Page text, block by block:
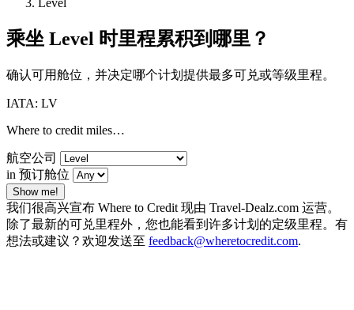
Level
乘坐 Level 时里程累积到哪里？
确认可用舱位，并决定哪个计划提供最多可兑或等级里程。
IATA: LV
Where to credit miles…
航空公司
in 预订舱位
Show me!
我们很高兴宣布 Where to Credit 现由 Travel-Dealz.com 运营。
除了最新的可兑里程外，您也能看到许多计划的定级里程。有
想法或建议？欢迎发送至 feedback@wheretocredit.com.